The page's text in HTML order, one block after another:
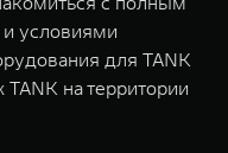
условиями
для TANK
на территории